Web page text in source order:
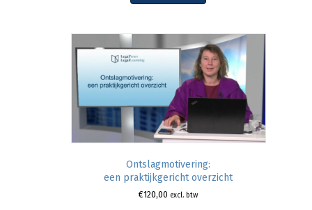
Ontslagmotivering:
een praktijkgericht overzicht
€120,00 excl. btw